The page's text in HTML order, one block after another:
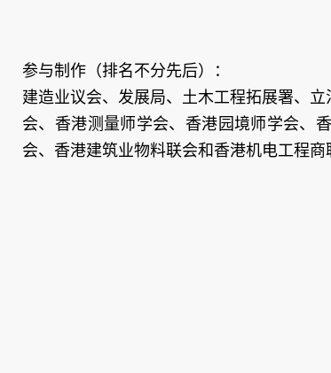
参与制作（排名不分先后）：
建造业议会、发展局、土木工程拓展署、
会、香港测量师学会、香港园境师学会、
会、香港建筑业物料联会和香港机电工程商